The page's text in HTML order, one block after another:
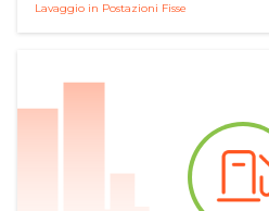
Lavaggio in Postazioni Fisse